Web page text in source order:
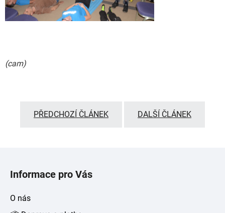
(cam)
PŘEDCHOZÍ ČLÁNEK DALŠÍ ČLÁNEK
Informace pro Vás
O nás